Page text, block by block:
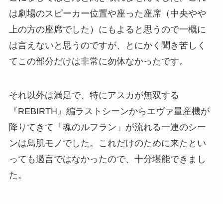
は劇場のスピーカー位置や座った座席（中央やや
上の方の座席でした）にもよると思うので一概に
は言えないと思うのですが、とにかく聞き苦しく
てこの部分だけは非常に勿体なかったです。
それ以外は満足で、特にアスカが無双する
『REBIRTH』編ラストシーンからエヴァ量産機が
降りてきて「魂のルフラン」が流れる一連のシー
ンは鳥肌モノでした。これだけのために来たとい
っても過言ではなかったので、十分堪能できまし
た。